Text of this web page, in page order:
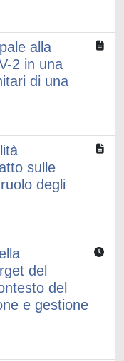
alla
2 in una
di una
sulle
degli
del
del
e gestione